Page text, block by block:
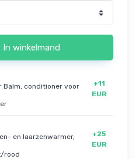
In winkelmand
Balm, conditioner voor
+11
EUR
en laarzenwarmer,
rood
+25
EUR